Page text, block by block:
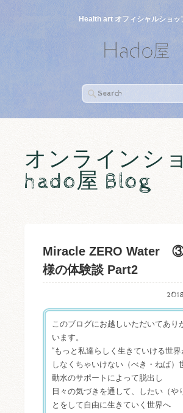
Health art オフィシャルショ
オンラインシ
hado屋 Blog
Miracle ZERO Water
様の体験談 Part2
このブログにお越しいただいてあり
います。
“もっと私達らしく生きていける世界
しなくちゃいけない（べき・ねば）
動水のサポートによって脱出し
日々の気づきを通して、したい（や
とをして自由に生きていく世界へ